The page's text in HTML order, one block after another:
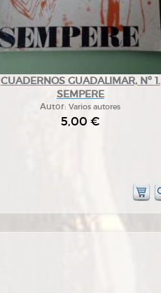
CUADERNOS GUADALIMAR, Nº 1.
SEMPERE
Autor:Varios autores
5,00 €